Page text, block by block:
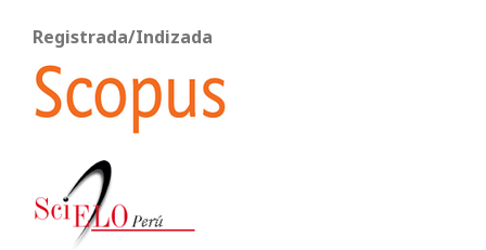
Registrada/Indizada